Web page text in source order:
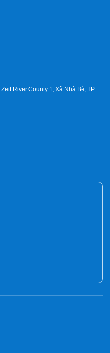
River County 1, Xã Nhà Bè, TP.